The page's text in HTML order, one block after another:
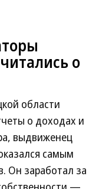
о
области
о доходах и
выдвиженец
самым
Он заработал за